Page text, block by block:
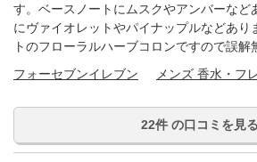
す。ベースノートにムスクやアンバーなど
にヴァイオレットやパイナップルなどあり
トのフローラルハーブコロンですので誤解
フォーセブンイレブン
メンズ 香水・フ
22件 の口コミを見る